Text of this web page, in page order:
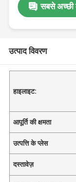
सबसे अच्छी
उत्पाद विवरण
हाइलाइट:
आपूर्ति की क्षमता
उत्पत्ति के प्लेस
दस्तावेज़